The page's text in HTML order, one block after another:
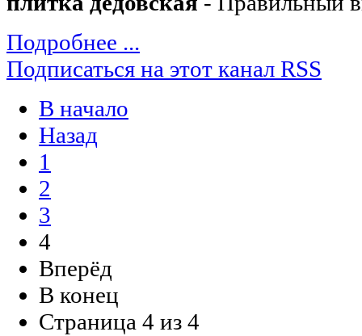
Подробнее ...
Подписаться на этот канал RSS
В начало
Назад
1
2
3
4
Вперёд
В конец
Страница 4 из 4